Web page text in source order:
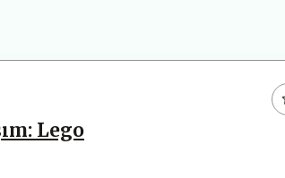
Lego